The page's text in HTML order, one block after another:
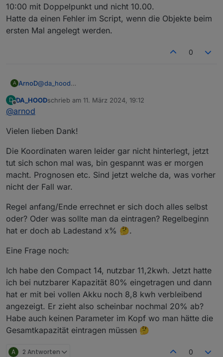
10:00 mit Doppelpunkt und nicht 10.00.
Hatte da einen Fehler im Script, wenn die Objekte beim
ersten Mal angelegt werden.
0
A ArnoD@da_hood
nicht gelesen werden können. Kontrolliere mal die
verwenden“ aktiviert hast, die Systemeinstellungen vom
Prüfe bitte auch mal die Werte
0_userdata.0.Charge_Control.Allgemein.Regel
beginn_MEZ
ende_MEZ,
0_userdata.0.Charge_Control.Allgemein.Ladee
nde_MEZ
ob da das Format der Uhrzeiten richtig ist also z.B. 10:00
mit Doppelpunkt und nicht 10.00.
Hatte da einen Fehler im Script, wenn die Objekte beim
ersten Mal angelegt werden.
D
Offline
DA_HOODschrieb am 11. März 2024, 19:12
zuletzt editiert von
@arnod
Vielen lieben Dank!
Die Koordinaten waren leider gar nicht hinterlegt, jetzt
tut sich schon mal was, bin gespannt was er morgen
macht. Prognosen etc. Sind jetzt welche da, was vorher
nicht der Fall war.
Regel anfang/Ende errechnet er sich doch alles selbst
oder? Oder was sollte man da eintragen? Regelbeginn
hat er doch ab Ladestand x% 🤔.
Eine Frage noch:
Ich habe den Compact 14, nutzbar 11,2kwh. Jetzt hatte
ich bei nutzbarer Kapazität 80% eingetragen und dann
hat er mit bei vollen Akku noch 8,8 kwh verbleibend
angezeigt. Er zieht also scheinbar nochmal 20% ab?
Habe auch keinen Parameter im Kopf wo man hätte die
Gesamtkapazität eintragen müssen 🤔
A 2 Antworten 0